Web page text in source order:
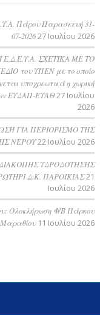
Πάρου Παρασκευή 31-
07-202627 Ιουλίου 2026
ΣΧΕΤΙΚΑ ΜΕ ΤΟ
του ΥΠΕΝ με το οποίο
υποχρεωτικά η χωρική
ΕΥΔΑΠ-ΕΥΑΘ27 Ιουλίου
2026
ΓΙΑ ΠΕΡΙΟΡΙΣΜΟ ΤΗΣ
ΝΕΡΟΥ22 Ιουλίου 2026
ΥΔΡΟΔΟΤΗΣΗΣ
Δ.Κ. ΠΑΡΟΙΚΙΑΣ21
Ιουλίου 2026
Ολοκλήρωση Φ/Β Πάρκου
Μαραθίου 11 Ιουλίου 2026